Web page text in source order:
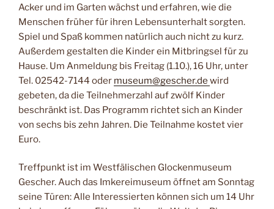
Acker und im Garten wächst und erfahren, wie die
Menschen früher für ih­ren Lebensunterhalt sorg­ten.
Spiel und Spaß kommen natürlich auch nicht zu kurz.
Außer­dem gestalten die Kinder ein Mitbringsel für zu
Hause. Um Anmeldung bis Freitag (1.10.), 16 Uhr, unter
Tel. 02542-7144 oder museum@gescher.de wird
gebeten, da die Teil­nehmerzahl auf zwölf Kinder
beschränkt ist. Das Programm richtet sich an Kinder
von sechs bis zehn Jahren. Die Teil­nahme kostet vier
Euro.
Treffpunkt ist im West­fälischen Glockenmuseum
Gescher. Auch das Im­kereimuseum öffnet am Sonntag
seine Türen: Alle Interessierten können sich um 14 Uhr